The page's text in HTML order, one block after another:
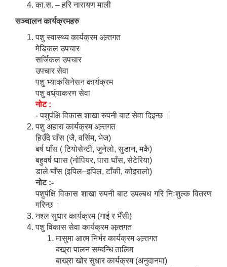
का.स. – हरि नारायण माली
सञ्चालन कार्यक्रमहरु
पशु स्वास्थ्य कार्यक्रम अन्र्तगत
मेडिकल उपचार
सर्जिकल उपचार
उपचार सेवा
पशु भ्याकसिनेसन कार्यक्रम
पशु वध्ंयाकरण सेवा
नोट :
- पशुपंक्षि विकास शाखा रुपनी बाट सेवा दिइन्छ ।
पशु अहारा कार्यक्रम अन्र्तगत
हिउँदे घाँस (जै, वर्सिम, भेज)
बर्ष घाँस ( टियोसेन्टी, जुनेलो, सुडान, मकै)
बहुवर्ष घाास (नोपियर, पारा घाँस, सेटेरिया)
डाले घाँस (इपिल–इपिल, टाँकी, कोइरालो)
नोट :-
पशुपंक्षि विकास शाखा रुपनी बाट उपल्बध गरि निःशुल्क वितरण
गरिन्छ ।
नश्ल सुधार कार्यक्रम (गाई र भैँसी)
पशु विकास सेवा कार्यक्रम अन्र्तगत
मासुमा आत्म निर्भर कार्यक्रम अन्र्तगत
बख्रा पालन सम्बन्धि तालिम
बाख्रा खोर सुधार कार्यक्रम (अनुदानमा)